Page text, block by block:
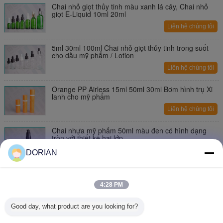
Chai nhỏ giọt thủy tinh màu xanh lá cây, Chai nhỏ
giọt E-Liquid 10ml 20ml
Liên hệ chúng tôi
5ml 30ml 100ml Chai nhỏ giọt thủy tinh trong suốt
cho dầu mỹ phẩm / Lotion
Liên hệ chúng tôi
Orange PP Airless 15ml 50ml 30ml Bơm hình trụ Xi
lanh cho mỹ phẩm
Liên hệ chúng tôi
Chai nhựa mỹ phẩm 50ml màu đen có hình dạng
tròn với thiết kế hai lớp
các mẫu kem Khuyến mãi
15ml 30ml 50ml AS Airless Lotion Pump Chai Dễ
DORIAN
4:28 PM
Good day, what product are you looking for?